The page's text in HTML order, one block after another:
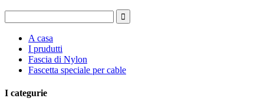
A casa
I prudutti
Fascia di Nylon
Fascetta speciale per cable
I categurie